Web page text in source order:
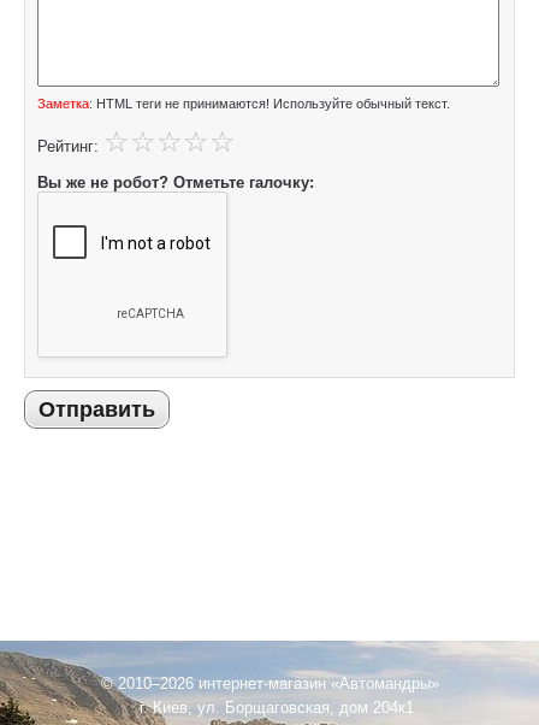
Заметка: HTML теги не принимаются! Используйте обычный текст.
Рейтинг:
Вы же не робот? Отметьте галочку:
Отправить
© 2010–2026 интернет-магазин «Автомандры»
г. Киев, ул. Борщаговская, дом 204к1